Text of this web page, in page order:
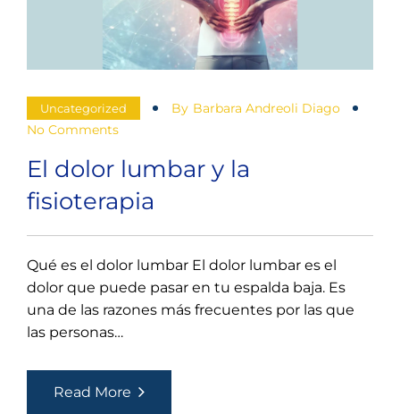
Uncategorized By Barbara Andreoli Diago
No Comments
El dolor lumbar y la
fisioterapia
Qué es el dolor lumbar El dolor lumbar es el
dolor que puede pasar en tu espalda baja. Es
una de las razones más frecuentes por las que
las personas…
Read More El